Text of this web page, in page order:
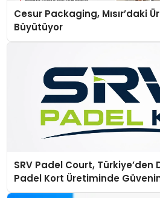
Cesur Packaging, Mısır’daki
Büyütüyor
SRV Padel Court, Türkiye’den
Padel Kort Üretiminde